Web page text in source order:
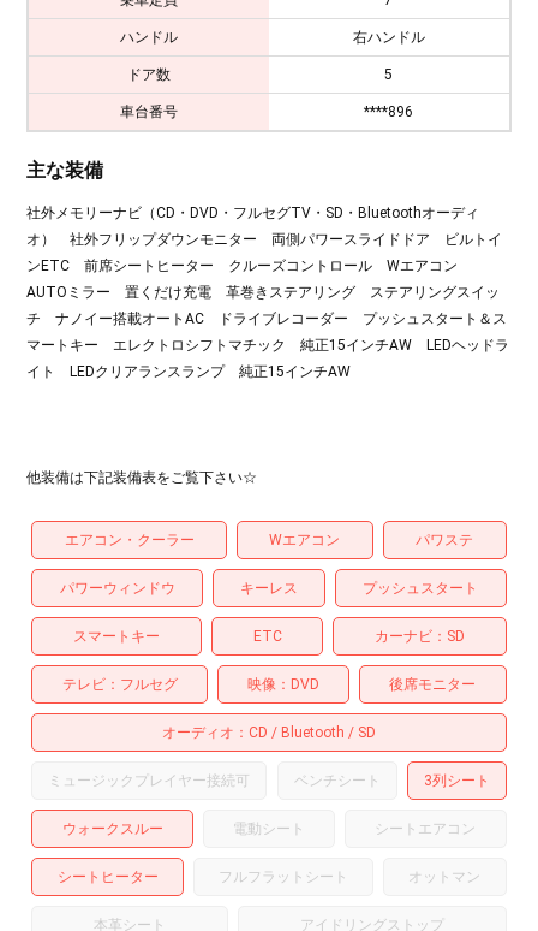
ハンドル 右ハンドル
ドア数 5
車台番号 ****896
主な装備
社外メモリーナビ（CD・DVD・フルセグTV・SD・Bluetoothオーディ
オ） 社外フリップダウンモニター 両側パワースライドドア ビルトイ
ンETC 前席シートヒーター クルーズコントロール Wエアコン
AUTOミラー 置くだけ充電 革巻きステアリング ステアリングスイッ
チ ナノイー搭載オートAC ドライブレコーダー プッシュスタート＆ス
マートキー エレクトロシフトマチック 純正15インチAW LEDヘッドラ
イト LEDクリアランスランプ 純正15インチAW
他装備は下記装備表をご覧下さい☆
エアコン・クーラー Wエアコン パワステ
パワーウィンドウ キーレス プッシュスタート
スマートキー ETC カーナビ SD
テレビ フルセグ 映像 DVD 後席モニター
オーディオ CD Bluetooth SD
ミュージックプレイヤー接続可 ベンチシート 3列シート
ウォークスルー 電動シート シートエアコン
シートヒーター フルフラットシート オットマン
本革シート アイドリングストップ